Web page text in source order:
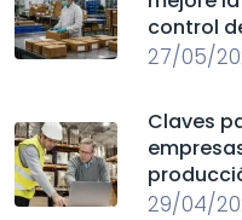
control
27/05/
Claves
29/04/